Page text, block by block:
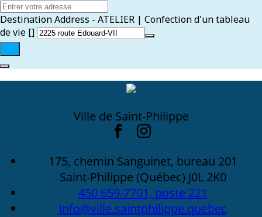
Destination Address - ATELIER | Confection d'un tableau
de vie []
Ville de Saint-Philippe
175, chemin Sanguinet, bureau 201
Saint-Philippe (Québec) J0L 2K0
450 659-7701, poste 221
info@ville.saintphilippe.quebec